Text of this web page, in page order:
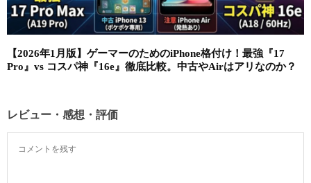
【2026年1月版】ゲーマーのためのiPhone格付け！最強『17
Pro』vs コスパ神『16e』徹底比較。中古やAirはアリなのか？
レビュー・感想・評価